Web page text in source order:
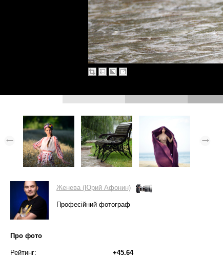
Женева (Юрий Афонин)
Професійний фотограф
Про фото
Рейтинг:
+45.64